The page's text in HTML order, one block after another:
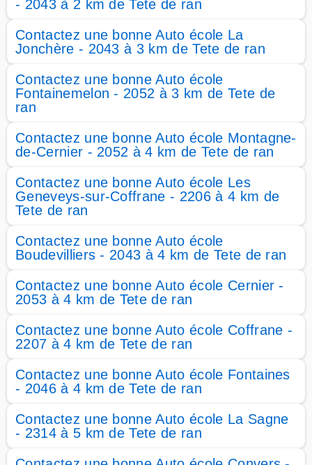
- 2043 à 2 km de Tete de ran
Contactez une bonne Auto école La
Jonchère - 2043 à 3 km de Tete de ran
Contactez une bonne Auto école
Fontainemelon - 2052 à 3 km de Tete de
ran
Contactez une bonne Auto école Montagne-
de-Cernier - 2052 à 4 km de Tete de ran
Contactez une bonne Auto école Les
Geneveys-sur-Coffrane - 2206 à 4 km de
Tete de ran
Contactez une bonne Auto école
Boudevilliers - 2043 à 4 km de Tete de ran
Contactez une bonne Auto école Cernier -
2053 à 4 km de Tete de ran
Contactez une bonne Auto école Coffrane -
2207 à 4 km de Tete de ran
Contactez une bonne Auto école Fontaines
- 2046 à 4 km de Tete de ran
Contactez une bonne Auto école La Sagne
- 2314 à 5 km de Tete de ran